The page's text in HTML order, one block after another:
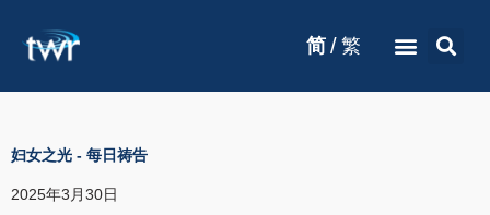
简 / 繁
妇女之光 - 每日祷告
2025年3月30日